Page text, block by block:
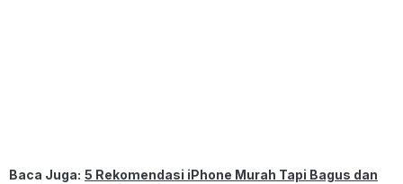
Baca Juga: 5 Rekomendasi iPhone Murah Tapi Bagus dan